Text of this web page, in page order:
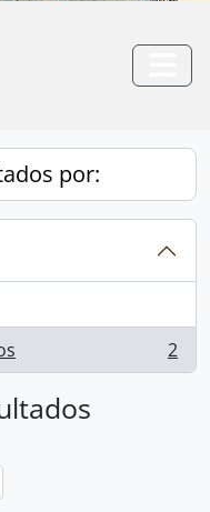
por:
2